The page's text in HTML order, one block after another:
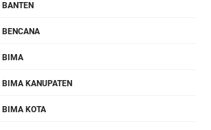
BANTEN
BENCANA
BIMA
BIMA KANUPATEN
BIMA KOTA